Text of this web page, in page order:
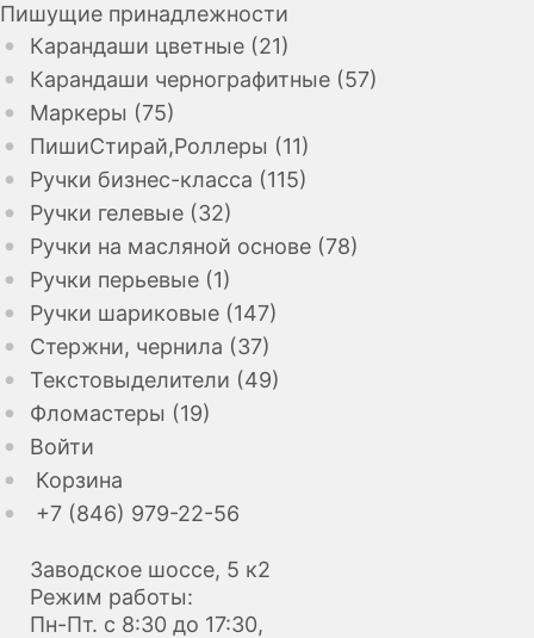
Пишущие принадлежности
Карандаши цветные (21)
Карандаши чернографитные (57)
Маркеры (75)
ПишиСтирай,Роллеры (11)
Ручки бизнес-класса (115)
Ручки гелевые (32)
Ручки на масляной основе (78)
Ручки перьевые (1)
Ручки шариковые (147)
Стержни, чернила (37)
Текстовыделители (49)
Фломастеры (19)
Войти
Корзина
+7 (846) 979-22-56
Заводское шоссе, 5 к2
Режим работы:
Пн-Пт. с 8:30 до 17:30,